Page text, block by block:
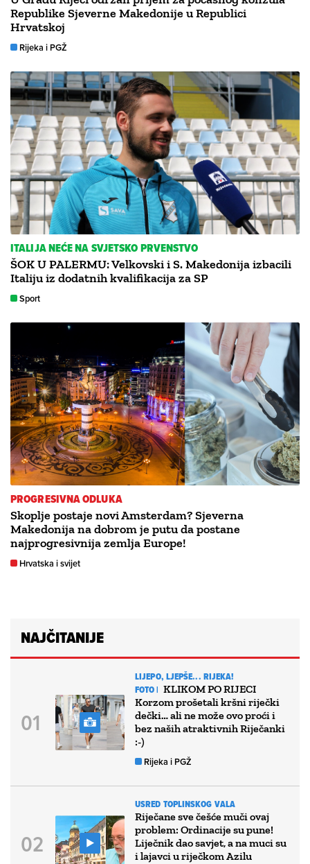
Republike Sjeverne Makedonije u Republici
Hrvatskoj
Rijeka i PGŽ
ITALIJA NEĆE NA SVJETSKO PRVENSTVO
ŠOK U PALERMU: Velkovski i S. Makedonija izbacili
Italiju iz dodatnih kvalifikacija za SP
Sport
PROGRESIVNA ODLUKA
Skoplje postaje novi Amsterdam? Sjeverna
Makedonija na dobrom je putu da postane
najprogresivnija zemlja Europe!
Hrvatska i svijet
NAJČITANIJE
LIJEPO, LJEPŠE... RIJEKA!
FOTO | KLIKOM PO RIJECI
Korzom prošetali kršni riječki
dečki… ali ne može ovo proći i
bez naših atraktivnih Riječanki
:-)
Rijeka i PGŽ
USRED TOPLINSKOG VALA
Riječane sve češće muči ovaj
problem: Ordinacije su pune!
Liječnik dao savjet, a na muci su
i lajavci u riječkom Azilu